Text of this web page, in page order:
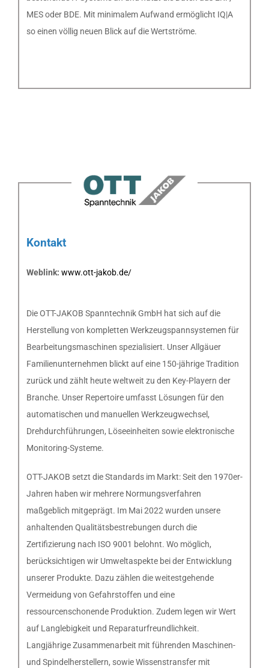
MES oder BDE. Mit minimalem Aufwand ermöglicht IQ|A
so einen völlig neuen Blick auf die Wertströme.
Kontakt
Weblink: www.ott-jakob.de/
Die OTT-JAKOB Spanntechnik GmbH hat sich auf die
Herstellung von kompletten Werkzeugspannsystemen für
Bearbeitungsmaschinen spezialisiert. Unser Allgäuer
Familienunternehmen blickt auf eine 150-jährige Tradition
zurück und zählt heute weltweit zu den Key-Playern der
Branche. Unser Repertoire umfasst Lösungen für den
automatischen und manuellen Werkzeugwechsel,
Drehdurchführungen, Löseeinheiten sowie elektronische
Monitoring-Systeme.
OTT-JAKOB setzt die Standards im Markt: Seit den 1970er-
Jahren haben wir mehrere Normungsverfahren
maßgeblich mitgeprägt. Im Mai 2022 wurden unsere
anhaltenden Qualitätsbestrebungen durch die
Zertifizierung nach ISO 9001 belohnt. Wo möglich,
berücksichtigen wir Umweltaspekte bei der Entwicklung
unserer Produkte. Dazu zählen die weitestgehende
Vermeidung von Gefahrstoffen und eine
ressourcenschonende Produktion. Zudem legen wir Wert
auf Langlebigkeit und Reparaturfreundlichkeit.
Langjährige Zusammenarbeit mit führenden Maschinen-
und Spindelherstellern, sowie Wissenstransfer mit